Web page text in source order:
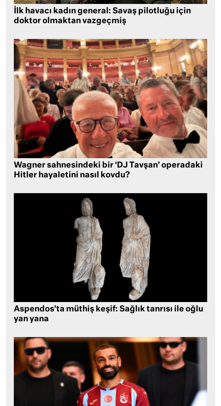
İlk havacı kadın general: Savaş pilotluğu için
doktor olmaktan vazgeçmiş
Wagner sahnesindeki bir ‘DJ Tavşan’ operadaki
Hitler hayaletini nasıl kovdu?
Aspendos’ta müthiş keşif: Sağlık tanrısı ile oğlu
yan yana